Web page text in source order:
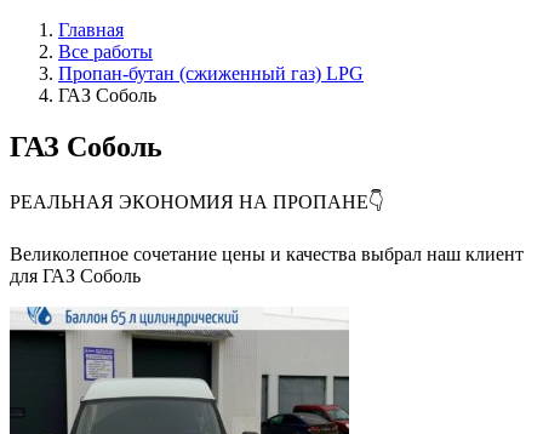
Главная
Все работы
Пропан-бутан (сжиженный газ) LPG
ГАЗ Соболь
ГАЗ Соболь
РЕАЛЬНАЯ ЭКОНОМИЯ НА ПРОПАНЕ👇
Великолепное сочетание цены и качества выбрал наш клиент
для ГАЗ Соболь